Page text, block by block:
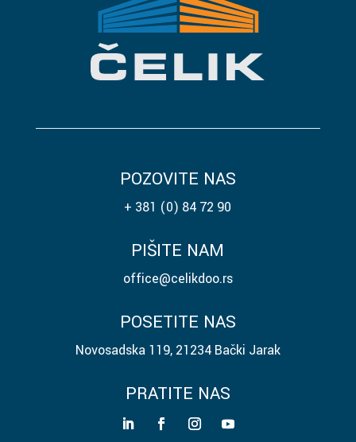
POZOVITE NAS
+ 381 (0) 84 72 90
PIŠITE NAM
office@celikdoo.rs
POSETITE NAS
Novosadska 119, 21234 Bački Jarak
PRATITE NAS